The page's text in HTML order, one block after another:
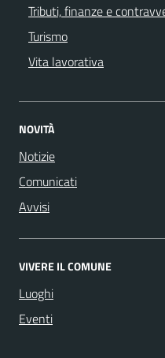
Tributi, finanze e
Turismo
Vita lavorativa
NOVITÀ
Notizie
Comunicati
Avvisi
VIVERE IL COMUNE
Luoghi
Eventi